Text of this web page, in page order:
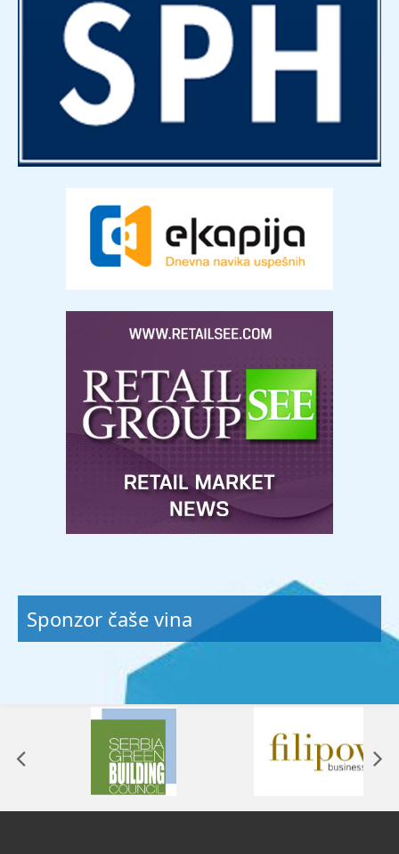
Sponzor čaše vina